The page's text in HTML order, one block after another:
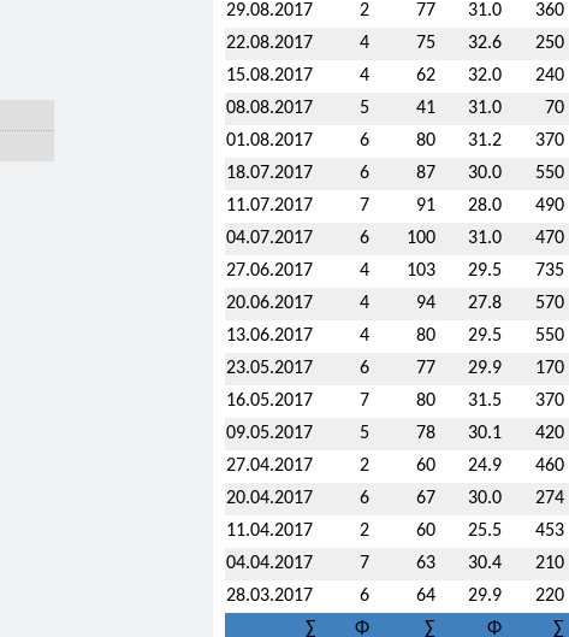
29.08.2017
2 77 31.0 360
22.08.2017
4 75 32.6 250
15.08.2017
4 62 32.0 240
08.08.2017
5 41 31.0 70
01.08.2017
6 80 31.2 370
18.07.2017
6 87 30.0 550
11.07.2017
7 91 28.0 490
04.07.2017
6 100 31.0 470
27.06.2017
4 103 29.5 735
20.06.2017
4 94 27.8 570
13.06.2017
4 80 29.5 550
23.05.2017
6 77 29.9 170
16.05.2017
7 80 31.5 370
09.05.2017
5 78 30.1 420
27.04.2017
2 60 24.9 460
20.04.2017
6 67 30.0 274
11.04.2017
2 60 25.5 453
04.04.2017
7 63 30.4 210
28.03.2017
6 64 29.9 220
∑
Φ ∑ Φ ∑